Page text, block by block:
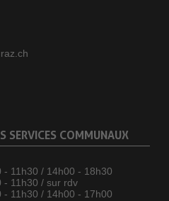
SERVICES COMMUNAUX
- 11h30 / 14h00 - 18h30
- 11h30 / sur rdv
- 11h30 / 14h00 - 17h00